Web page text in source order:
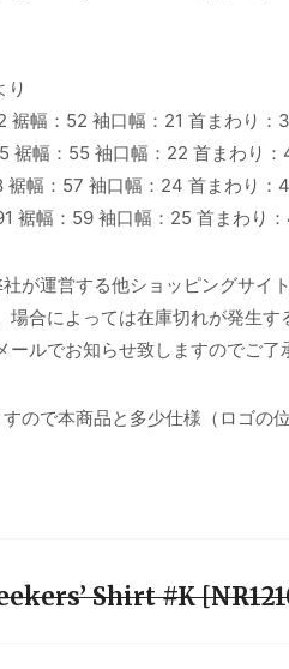
り
裾幅：52 袖口幅：21 首まわり：
裾幅：55 袖口幅：22 首まわり：
幅：57 袖口幅：24 首まわり：
裾幅：59 袖口幅：25 首まわり
が運営する他ショッピングサイ
合によっては在庫切れが発生す
ルでお知らせ致しますのでご了
ので本商品と多少仕様（ロゴの
Shirt #K